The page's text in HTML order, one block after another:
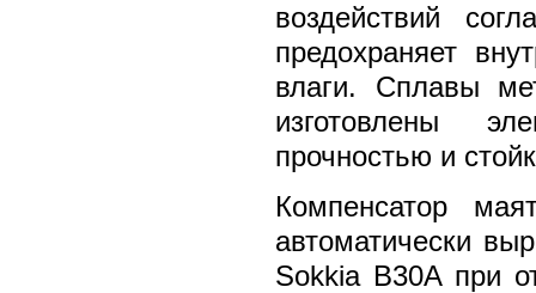
воздействий
предохраняет
влаги. Сплавы
изготовлены
прочностью и
Компенсатор
автоматически
Sokkia B30A при